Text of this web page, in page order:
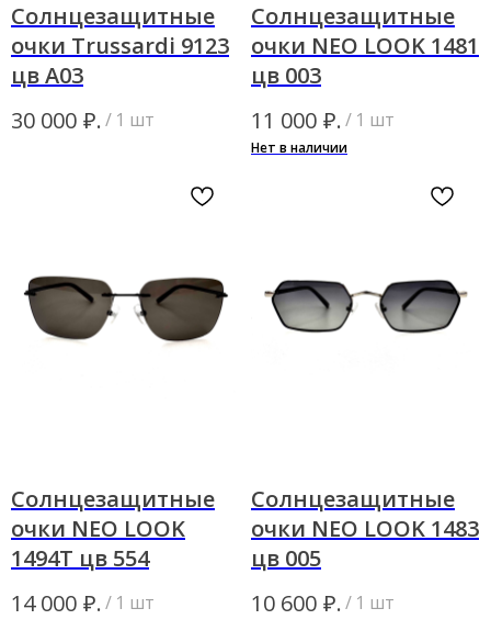
Солнцезащитные
очки Trussardi 9123
цв А03
30 000 ₽. / 1 шт
Солнцезащитные
очки NEO LOOK 1481
цв 003
11 000 ₽. / 1 шт
Нет в наличии
Солнцезащитные
очки NEO LOOK
1494Т цв 554
14 000 ₽. / 1 шт
Солнцезащитные
очки NEO LOOK 1483
цв 005
10 600 ₽. / 1 шт